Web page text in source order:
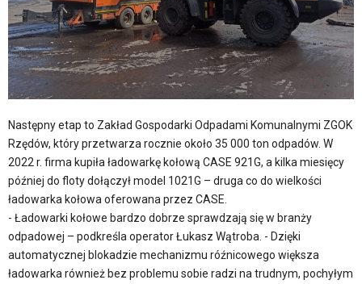
Następny etap to Zakład Gospodarki Odpadami Komunalnymi ZGOK
Rzędów, który przetwarza rocznie około 35 000 ton odpadów. W
2022 r. firma kupiła ładowarkę kołową CASE 921G, a kilka miesięcy
później do floty dołączył model 1021G – druga co do wielkości
ładowarka kołowa oferowana przez CASE.
- Ładowarki kołowe bardzo dobrze sprawdzają się w branży
odpadowej – podkreśla operator Łukasz Wątroba. - Dzięki
automatycznej blokadzie mechanizmu róźnicowego większa
ładowarka również bez problemu sobie radzi na trudnym, pochyłym